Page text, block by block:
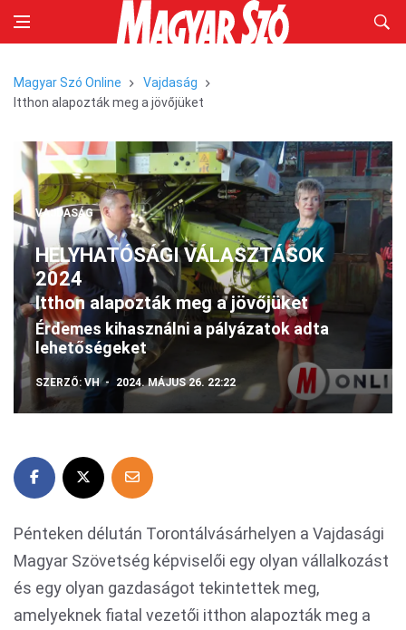
Magyar Szó Online
Vajdaság
Itthon alapozták meg a jövőjüket
VAJDASÁG
HELYHATÓSÁGI VÁLASZTÁSOK
2024
Itthon alapozták meg a jövőjüket
Érdemes kihasználni a pályázatok adta
lehetőségeket
SZERZŐ: VH 2024. MÁJUS 26. 22:22
Pénteken délután Torontálvásárhelyen a Vajdasági
Magyar Szövetség képviselői egy olyan vállalkozást
és egy olyan gazdaságot tekintettek meg,
amelyeknek fiatal vezetői itthon alapozták meg a